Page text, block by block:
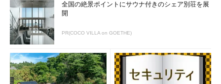
全国の絶景ポイントにサウナ付きのシェア別荘を展
開
PR(COCO VILLA on GOETHE)